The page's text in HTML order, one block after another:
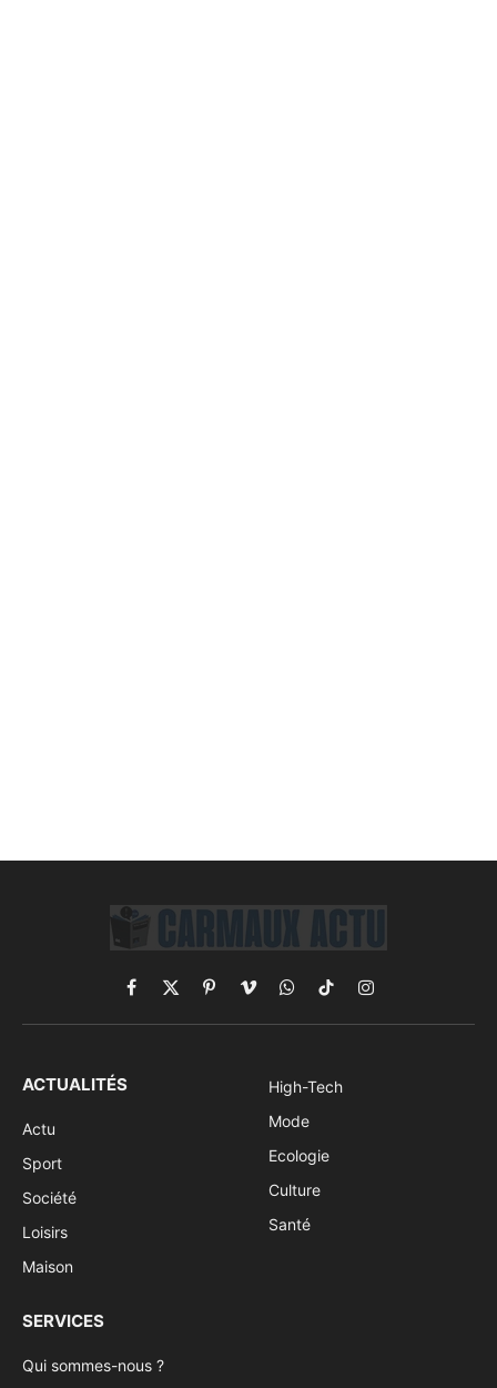
Facebook
X
(Twitter)
PinterestVimeoWhatsApp
TikTokInstagram
ACTUALITÉS
Actu
Sport
Société
Loisirs
Maison
High-Tech
Mode
Ecologie
Culture
Santé
SERVICES
Qui sommes-nous ?